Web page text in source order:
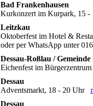
Bad Frankenhausen
Kurkonzert im Kurpark, 15
Leitzkau
Oktoberfest im Hotel &
oder per WhatsApp unter
Dessau-Roßlau / Gemeinde
Eichenfest im
Dessau
Adventsmarkt, 18 - 20 Uhr
Dessau